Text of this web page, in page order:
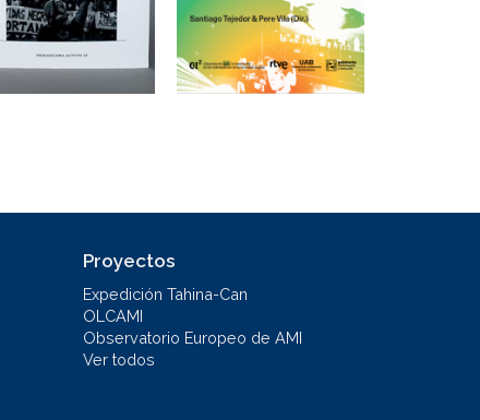
Proyectos
Expedición Tahina-Can
OLCAMI
Observatorio Europeo de AMI
Ver todos